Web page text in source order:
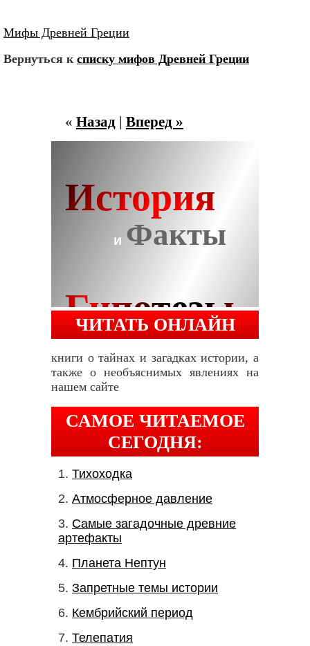
Мифы Древней Греции
Вернуться к списку мифов Древней Греции
« Назад | Вперед »
ЧИТАТЬ ОНЛАЙН
книги о тайнах и загадках истории, а
также о необъяснимых явлениях на
нашем сайте
САМОЕ ЧИТАЕМОЕ
СЕГОДНЯ:
Тихоходка
Атмосферное давление
Самые загадочные древние
артефакты
Планета Нептун
Запретные темы истории
Кембрийский период
Телепатия